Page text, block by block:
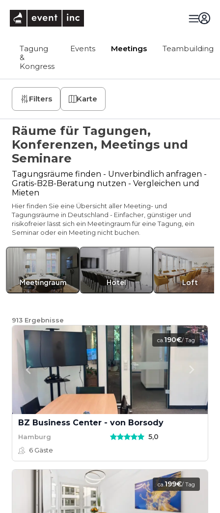
Tagung
&
Kongress
Events Meetings Teambuilding
Filters Karte
Räume für Tagungen,
Konferenzen, Meetings und
Seminare
Tagungsräume finden - Unverbindlich anfragen -
Gratis-B2B-Beratung nutzen - Vergleichen und
Mieten
Hier finden Sie eine Übersicht aller Meeting- und
Tagungsräume in Deutschland - Einfacher, günstiger und
risikofreier lässt sich ein Meetingraum für eine Tagung, ein
Seminar oder ein Meeting nicht buchen.
Meetingraum Hotel Loft
913 Ergebnisse
ca.190€/ Tag
BZ Business Center - von Borsody
Hamburg 5,0
6 Gäste
ca.199€/ Tag